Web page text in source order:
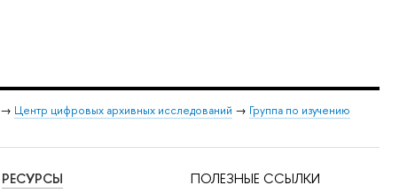
→ Центр цифровых архивных исследований → Группа по изучению
РЕСУРСЫ ПОЛЕЗНЫЕ ССЫЛКИ